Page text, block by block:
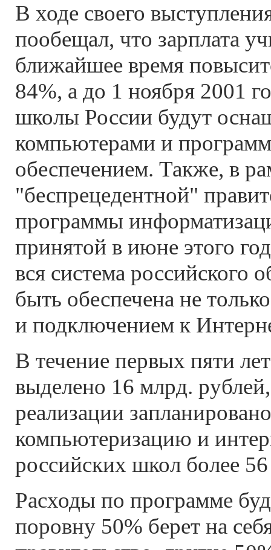
В ходе своего
пообещал, что зарплата
ближайшее время
84%, а до 1 ноября 2001
школы России будут
компьютерами и
обеспечением. Также, в
"беспрецедентной"
программы
принятой в июне этого
вся система российского
быть обеспечена не
и подключением к
В течение первых пяти
выделено 16 млрд. рублей,
реализации
компьютеризацию и
российских школ более
Расходы по программе
поровну 50% берет на